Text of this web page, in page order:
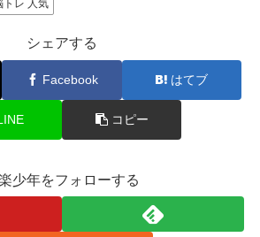
トレ 人気
シェアする
Facebook はてブ
コピー
少年をフォローする